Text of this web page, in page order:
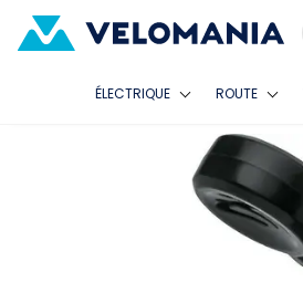
ÉLECTRIQUE ROUTE